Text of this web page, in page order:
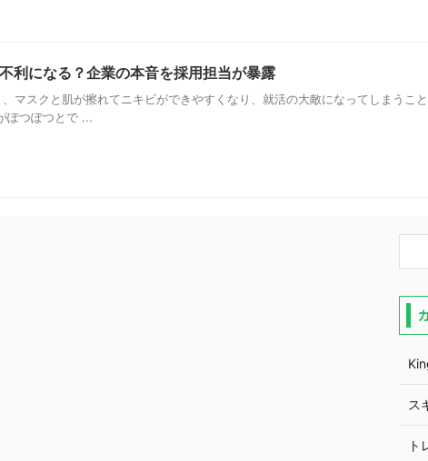
利になる？企業の本音を採用担当が暴露
マスクと肌が擦れてニキビができやすくなり、就活の大敵になってしまうこ
ぽつぽつとで ...
ス
ト